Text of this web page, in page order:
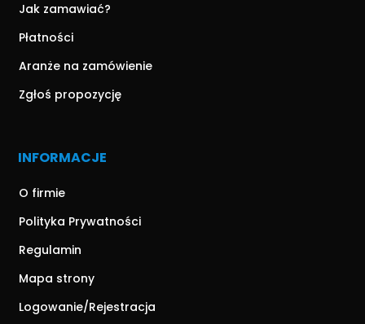
Jak zamawiać?
Płatności
Aranże na zamówienie
Zgłoś propozycję
INFORMACJE
O firmie
Polityka Prywatności
Regulamin
Mapa strony
Logowanie/Rejestracja